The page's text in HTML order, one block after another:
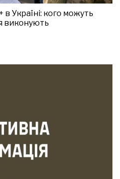
в Україні: кого можуть
виконують